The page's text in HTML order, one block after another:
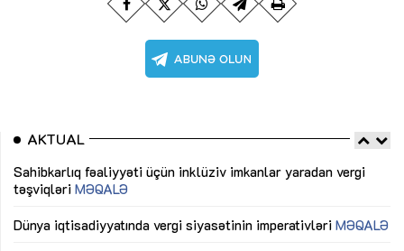
AKTUAL
Sahibkarlıq fəaliyyəti üçün inklüziv imkanlar yaradan vergi
təşviqləri MƏQALƏ
Dünya iqtisadiyyatında vergi siyasətinin imperativləri MƏQALƏ